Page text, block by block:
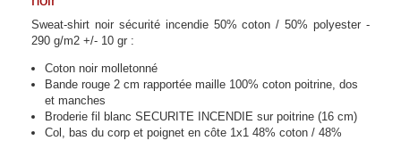
Sweat-shirt noir sécurité incendie 50% coton / 50% polyester -
290 g/m2 +/- 10 gr :
Coton noir molletonné
Bande rouge 2 cm rapportée maille 100% coton poitrine, dos
et manches
Broderie fil blanc SECURITE INCENDIE sur poitrine (16 cm)
Col, bas du corp et poignet en côte 1x1 48% coton / 48%